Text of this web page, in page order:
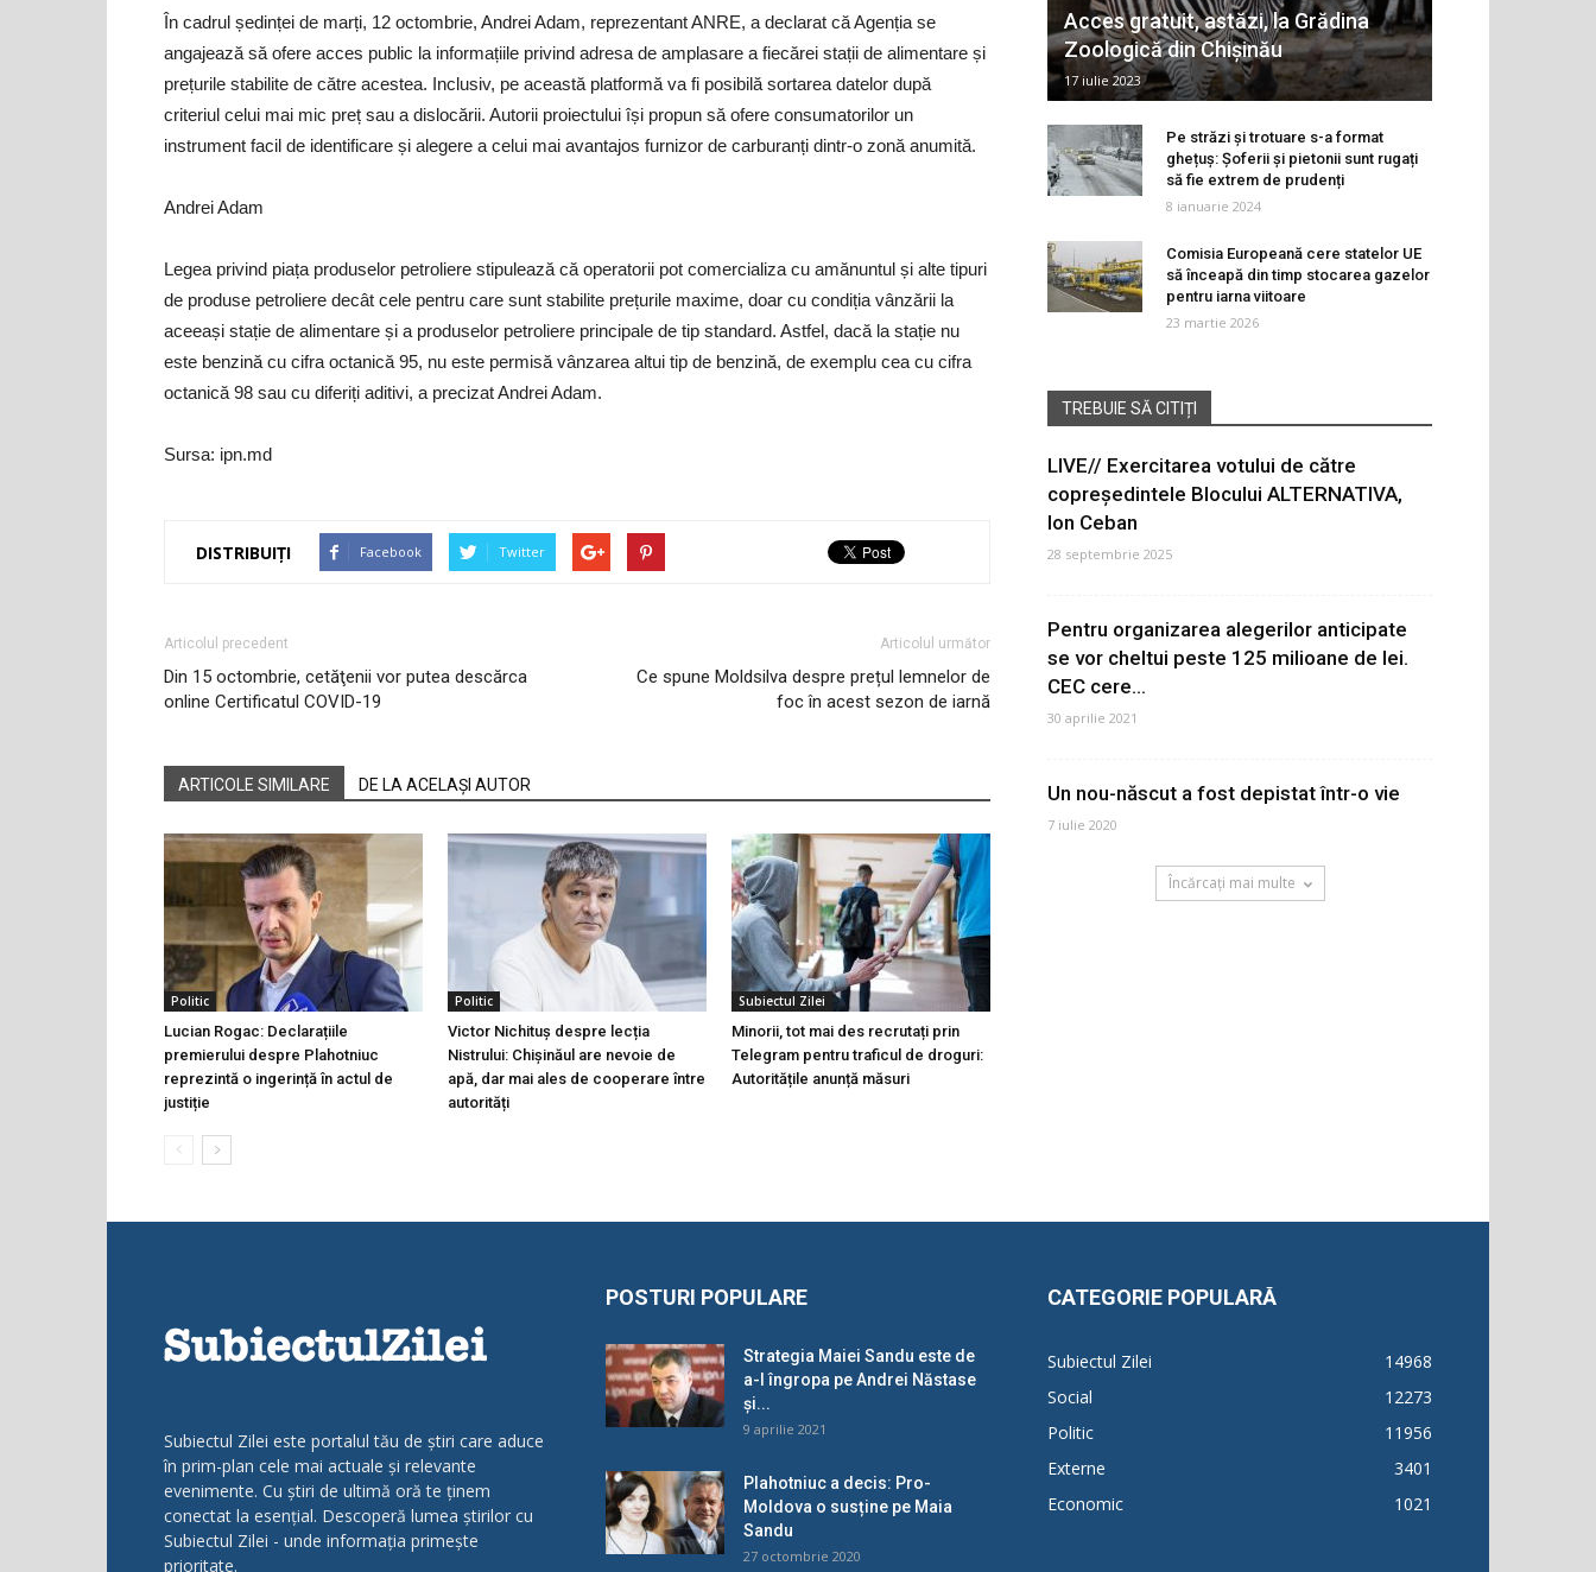
În cadrul ședinței de marți, 12 octombrie, Andrei Adam, reprezentant ANRE, a declarat că Agenția se
angajează să ofere acces public la informațiile privind adresa de amplasare a fiecărei stații de alimentare și
prețurile stabilite de către acestea. Inclusiv, pe această platformă va fi posibilă sortarea datelor după
criteriul celui mai mic preț sau a dislocării. Autorii proiectului își propun să ofere consumatorilor un
instrument facil de identificare și alegere a celui mai avantajos furnizor de carburanți dintr-o zonă anumită.
Andrei Adam
Legea privind piața produselor petroliere stipulează că operatorii pot comercializa cu amănuntul și alte tipuri
de produse petroliere decât cele pentru care sunt stabilite prețurile maxime, doar cu condiția vânzării la
aceeași stație de alimentare și a produselor petroliere principale de tip standard. Astfel, dacă la stație nu
este benzină cu cifra octanică 95, nu este permisă vânzarea altui tip de benzină, de exemplu cea cu cifra
octanică 98 sau cu diferiți aditivi, a precizat Andrei Adam.
Sursa: ipn.md
DISTRIBUIȚI Facebook Twitter
Articolul precedent
Din 15 octombrie, cetăţenii vor putea descărca
online Certificatul COVID-19
Articolul următor
Ce spune Moldsilva despre prețul lemnelor de
foc în acest sezon de iarnă
ARTICOLE SIMILARE DE LA ACELAȘI AUTOR
Politic
Lucian Rogac: Declarațiile
premierului despre Plahotniuc
reprezintă o ingerință în actul de
justiție
Politic
Victor Nichituș despre lecția
Nistrului: Chișinăul are nevoie de
apă, dar mai ales de cooperare între
autorități
Subiectul Zilei
Minorii, tot mai des recrutați prin
Telegram pentru traficul de droguri:
Autoritățile anunță măsuri
Acces gratuit, astăzi, la Grădina
Zoologică din Chișinău
17 iulie 2023
Pe străzi și trotuare s-a format
ghețuș: Șoferii și pietonii sunt rugați
să fie extrem de prudenți
8 ianuarie 2024
Comisia Europeană cere statelor UE
să înceapă din timp stocarea gazelor
pentru iarna viitoare
23 martie 2026
TREBUIE SĂ CITIȚI
LIVE// Exercitarea votului de către
copreședintele Blocului ALTERNATIVA,
Ion Ceban
28 septembrie 2025
Pentru organizarea alegerilor anticipate
se vor cheltui peste 125 milioane de lei.
CEC cere...
30 aprilie 2021
Un nou-născut a fost depistat într-o vie
7 iulie 2020
Încărcați mai multe
Subiectul Zilei este portalul tău de știri care aduce
în prim-plan cele mai actuale și relevante
evenimente. Cu știri de ultimă oră te ținem
conectat la esențial. Descoperă lumea știrilor cu
Subiectul Zilei - unde informația primește
prioritate.
POSTURI POPULARE
Strategia Maiei Sandu este de
a-l îngropa pe Andrei Năstase
și...
9 aprilie 2021
Plahotniuc a decis: Pro-
Moldova o susține pe Maia
Sandu
27 octombrie 2020
CATEGORIE POPULARĂ
Subiectul Zilei
14968
Social
12273
Politic
11956
Externe
3401
Economic
1021